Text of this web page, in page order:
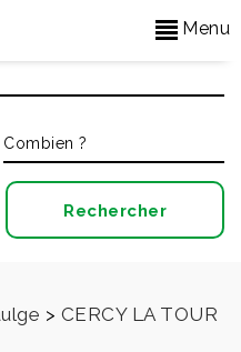
Menu
> CERCY LA TOUR